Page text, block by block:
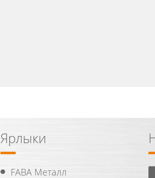
Ярлыки
FABA Металл